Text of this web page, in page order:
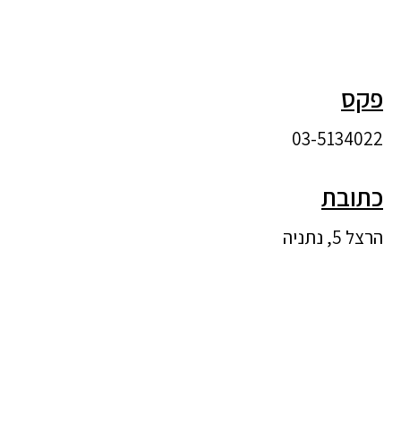
פקס
03-5134022
כתובת
הרצל 5, נתניה